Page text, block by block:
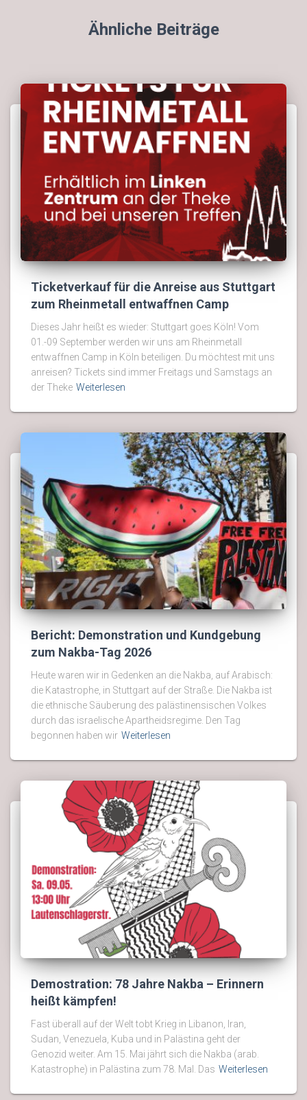
Ähnliche Beiträge
Ticketverkauf für die Anreise aus Stuttgart
zum Rheinmetall entwaffnen Camp
Dieses Jahr heißt es wieder: Stuttgart goes Köln! Vom
01.-09 September werden wir uns am Rheinmetall
entwaffnen Camp in Köln beteiligen. Du möchtest mit uns
anreisen? Tickets sind immer Freitags und Samstags an
der Theke Weiterlesen
Bericht: Demonstration und Kundgebung
zum Nakba-Tag 2026
Heute waren wir in Gedenken an die Nakba, auf Arabisch:
die Katastrophe, in Stuttgart auf der Straße. Die Nakba ist
die ethnische Säuberung des palästinensischen Volkes
durch das israelische Apartheidsregime. Den Tag
begonnen haben wir Weiterlesen
Demostration: 78 Jahre Nakba – Erinnern
heißt kämpfen!
Fast überall auf der Welt tobt Krieg in Libanon, Iran,
Sudan, Venezuela, Kuba und in Palästina geht der
Genozid weiter. Am 15. Mai jährt sich die Nakba (arab.
Katastrophe) in Palästina zum 78. Mal. Das Weiterlesen